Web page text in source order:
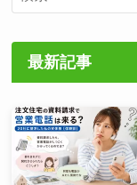
最新記事